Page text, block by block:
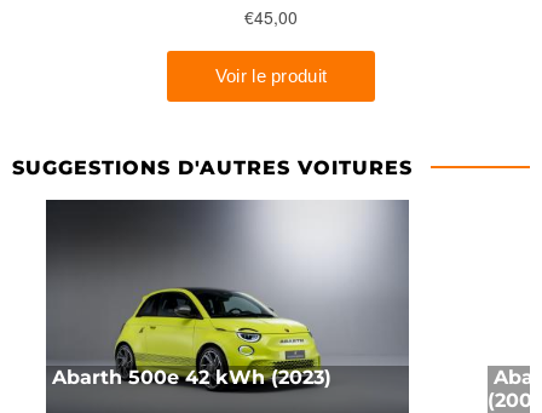
SUGGESTIONS D'AUTRES VOITURES
Abarth 500e 42 kWh (2023)